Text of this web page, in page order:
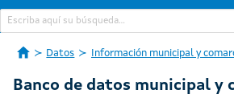
Datos Información municipal y
Banco de datos municipal y